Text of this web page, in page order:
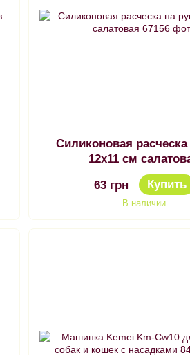
Силиконовая расческа
12х11 см
63 грн Купить
В наличии